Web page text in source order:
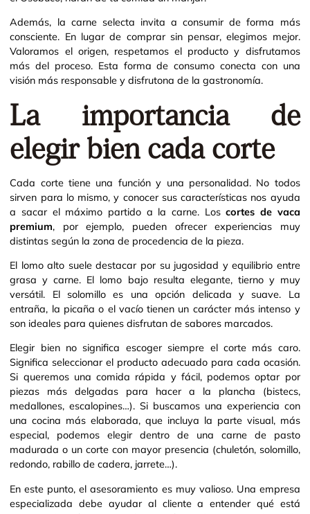
Además, la carne selecta invita a consumir de forma más
consciente. En lugar de comprar sin pensar, elegimos mejor.
Valoramos el origen, respetamos el producto y disfrutamos
más del proceso. Esta forma de consumo conecta con una
visión más responsable y disfrutona de la gastronomía.
La importancia de
elegir bien cada corte
Cada corte tiene una función y una personalidad. No todos
sirven para lo mismo, y conocer sus características nos ayuda
a sacar el máximo partido a la carne. Loscortes de vaca
premium, por ejemplo, pueden ofrecer experiencias muy
distintas según la zona de procedencia de la pieza.
El lomo alto suele destacar por su jugosidad y equilibrio entre
grasa y carne. El lomo bajo resulta elegante, tierno y muy
versátil. El solomillo es una opción delicada y suave. La
entraña, la picaña o el vacío tienen un carácter más intenso y
son ideales para quienes disfrutan de sabores marcados.
Elegir bien no significa escoger siempre el corte más caro.
Significa seleccionar el producto adecuado para cada ocasión.
Si queremos una comida rápida y fácil, podemos optar por
piezas más delgadas para hacer a la plancha (bistecs,
medallones, escalopines…). Si buscamos una experiencia con
una cocina más elaborada, que incluya la parte visual, más
especial, podemos elegir dentro de una carne de pasto
madurada o un corte con mayor presencia (chuletón, solomillo,
redondo, rabillo de cadera, jarrete…).
En este punto, el asesoramiento es muy valioso. Una empresa
especializada debe ayudar al cliente a entender qué está